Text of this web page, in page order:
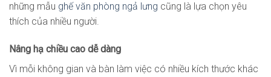
những mẫu ghế văn phòng ngả lưng cũng là lựa chọn yêu
thích của nhiều người.
Nâng hạ chiều cao dễ dàng
Vì mỗi không gian và bàn làm việc có nhiều kích thước khác